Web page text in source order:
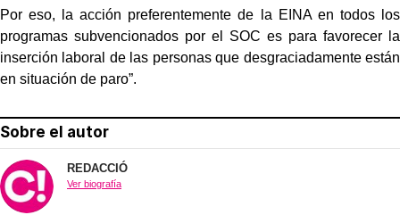
Por eso, la acción preferentemente de la EINA en todos los
programas subvencionados por el SOC es para favorecer la
inserción laboral de las personas que desgraciadamente están
en situación de paro”.
Sobre el autor
REDACCIÓ
Ver biografía